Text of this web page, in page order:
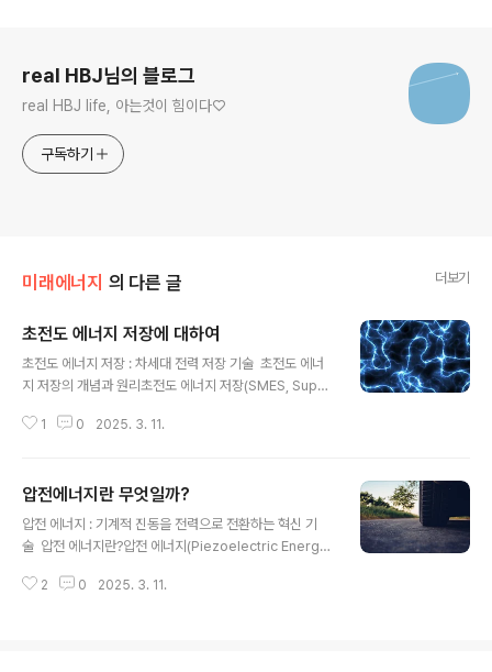
real HBJ님의 블로그
real HBJ life, 아는것이 힘이다♡
구독하기
미래에너지 의 다른 글 더보기
초전도 에너지 저장에 대하여
초전도 에너지 저장 : 차세대 전력 저장 기술 초전도 에너
지 저장의 개념과 원리초전도 에너지 저장(SMES, Super
를 활용하여 전력을 자기장 형태로 저장하는 첨단 기술입
답성과 높은 효율성을 자랑합니다. 이 기술의 핵심은 초전
도체가 특정 임계온도 이하에서 전기 저항이 0이 되는 성
질을 이용하는 것입니다. 전류가 한 번 흐르기 시작하면 외
수 있어, 전력 손실 없이 에너지를 저장하고 필요할 때 즉시
1 0 2025. 3. 11.
압전에너지란 무엇일까?
압전 에너지 : 기계적 진동을 전력으로 전환하는 혁신 기
술 압전 에너지란?압전 에너지(Piezoelectric Energy)
리를 이용한 기술이다. 이 에너지는 압전 효과(Piezoelec
2 0 2025. 3. 11.